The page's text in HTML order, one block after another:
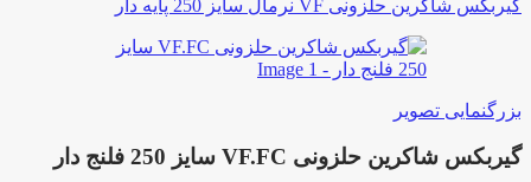
گیربکس شاکرین حلزونی VF نرمال سایز 250 پایه دار
بزرگنمایی تصویر
گیربکس شاکرین حلزونی VF.FC سایز 250 فلنج دار